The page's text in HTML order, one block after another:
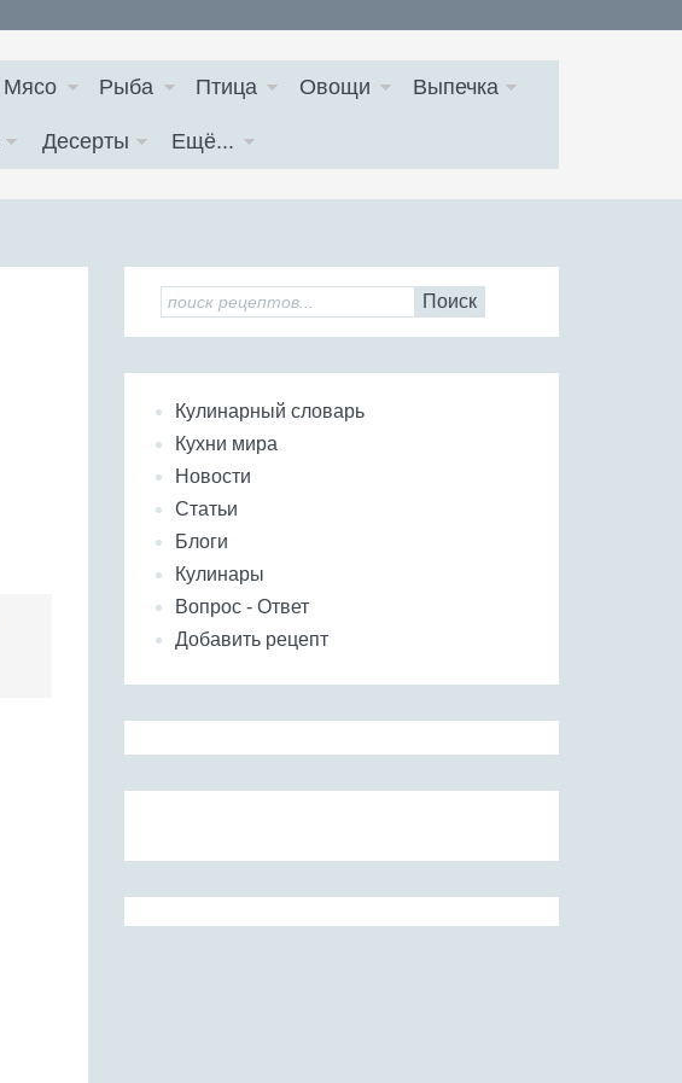
Мясо Рыба Птица Овощи Выпечка
Десерты Ещё...
Поиск
Кулинарный словарь
Кухни мира
Новости
Статьи
Блоги
Кулинары
Вопрос - Ответ
Добавить рецепт